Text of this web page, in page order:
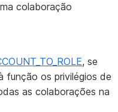
colaboração
, se
função os privilégios de
as colaborações na